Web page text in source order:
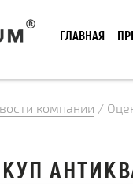
ГЛАВНАЯ
компании /